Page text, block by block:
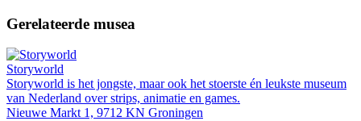
Gerelateerde musea
Storyworld
Storyworld is het jongste, maar ook het stoerste én leukste museum
van Nederland over strips, animatie en games.
Nieuwe Markt 1, 9712 KN Groningen